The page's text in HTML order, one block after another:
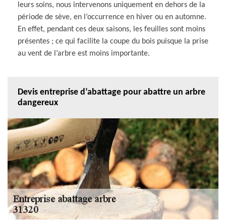
leurs soins, nous intervenons uniquement en dehors de la
période de sève, en l’occurrence en hiver ou en automne.
En effet, pendant ces deux saisons, les feuilles sont moins
présentes ; ce qui facilite la coupe du bois puisque la prise
au vent de l’arbre est moins importante.
Devis entreprise d’abattage pour abattre un arbre
dangereux